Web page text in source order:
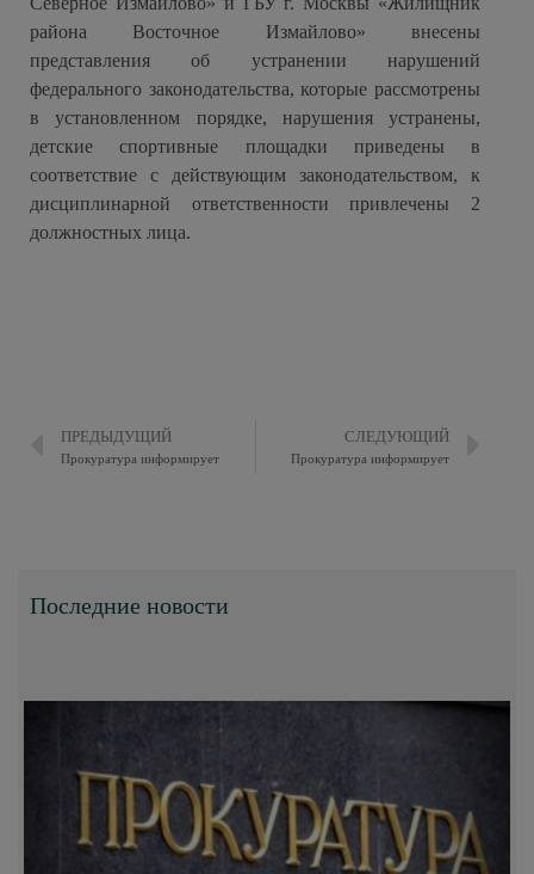
района Восточное Измайлово» внесены
представления об устранении нарушений
федерального законодательства, которые рассмотрены
в установленном порядке, нарушения устранены,
детские спортивные площадки приведены в
соответствие с действующим законодательством, к
дисциплинарной ответственности привлечены 2
должностных лица.
ПРЕДЫДУЩИЙ
Прокуратура информирует
СЛЕДУЮЩИЙ
Прокуратура информирует
Последние новости